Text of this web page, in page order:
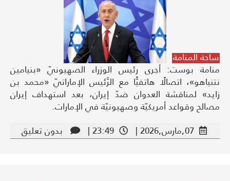
ساحة المنامة
منامة بوست: أجرى رئيس الوزراء الصهيونيّ «بنيامين
نتنياهو»، اتصالًا هاتفيًّا مع الرَّئيس الإماراتيّ «محمد بن
زايد» لمناقشة العدوان ضدّ إيران، بعد استهداف إيران
مصالح وقواعد أمريكيّة وصهيونيّة في الإمارات.
07,مارس,2026 |
23:49 | بدون تعليق